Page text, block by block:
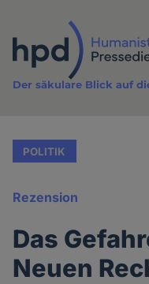
Inhalt
Der säkulare Blick auf
POLITIK
Rezension
Das
Neuen